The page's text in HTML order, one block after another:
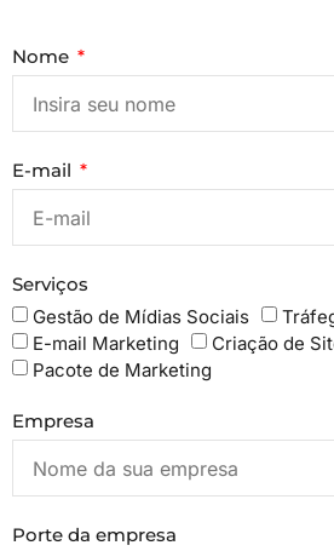
Nome
E-mail
Serviços
Gestão de Mídias Sociais
E-mail Marketing
Criação de
Pacote de Marketing
Empresa
Porte da empresa